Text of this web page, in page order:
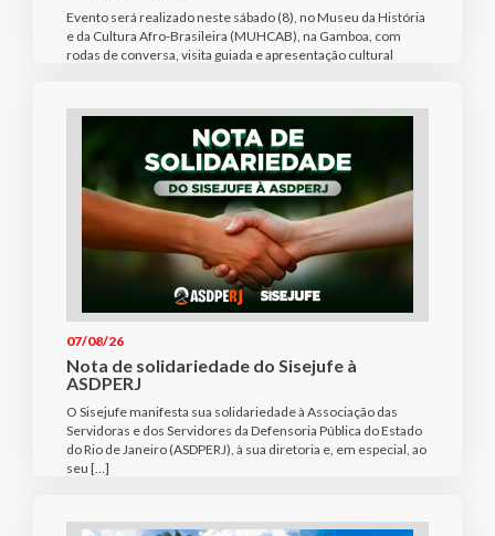
Evento será realizado neste sábado (8), no Museu da História
e da Cultura Afro-Brasileira (MUHCAB), na Gamboa, com
rodas de conversa, visita guiada e apresentação cultural
07/08/26
Nota de solidariedade do Sisejufe à
ASDPERJ
O Sisejufe manifesta sua solidariedade à Associação das
Servidoras e dos Servidores da Defensoria Pública do Estado
do Rio de Janeiro (ASDPERJ), à sua diretoria e, em especial, ao
seu […]